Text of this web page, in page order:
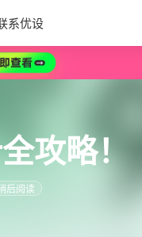
系优设
攻略！
后阅读